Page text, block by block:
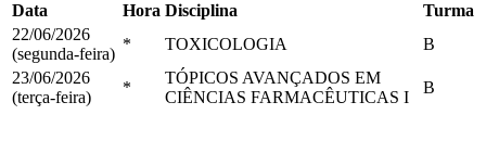
Data Hora Disciplina
Turma
22/06/2026
(segunda-feira)
* TOXICOLOGIA
B
23/06/2026
(terça-feira)
*
TÓPICOS AVANÇADOS EM
CIÊNCIAS FARMACÊUTICAS I
B